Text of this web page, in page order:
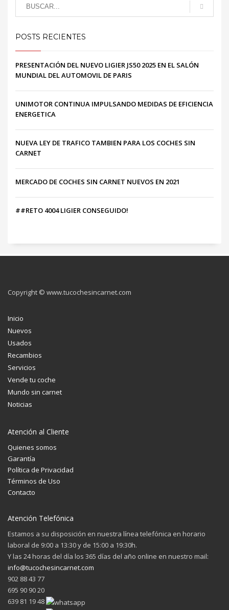
POSTS RECIENTES
PRESENTACIÓN DEL NUEVO LIGIER JS50 2025 EN EL SALÓN
MUNDIAL DEL AUTOMOVIL DE PARIS
UNIMOTOR CONTINUA IMPULSANDO MEDIDAS DE EFICIENCIA
ENERGETICA
NUEVA LEY DE TRAFICO TAMBIEN PARA LOS COCHES SIN
CARNET
MERCADO DE COCHES SIN CARNET NUEVOS EN 2021
##RETO 4004 LIGIER CONSEGUIDO!
Copyright © www.tucochesincarnet.com
Inicio
Nuevos
Usados
Recambios
Servicios
Vende tu coche
Mundo sin carnet
Noticias
Atención al Cliente
Quienes somos
Garantía
Política de Privacidad
Términos de Uso
Contacto
Atención Telefónica
Estamos a su disposición en nuestra línea telefónica en horario
laboral de 9:00 a 13:30 y de 15:00 a 19:30h.
Y las 24 horas del día los 365 días del año online en nuestro mail:
info@tucochesincarnet.com
902 88 43 77
695 90 90 20
639 81 19 48